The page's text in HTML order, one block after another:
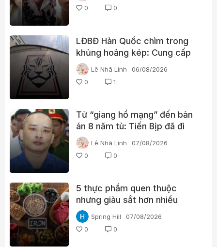
0
0
LĐBĐ Hàn Quốc chìm trong
khủng hoảng kép: Cung cấp
gái gọi cho trọng tài, cảnh sát
đột kích trụ sở
Lê Nhã Linh
06/08/2026
0
1
Từ “giang hồ mạng” đến bản
án 8 năm tù: Tiến Bịp đã đi
qua những gì?
Lê Nhã Linh
07/08/2026
0
0
5 thực phẩm quen thuộc
nhưng giàu sắt hơn nhiều
người nghĩ
Spring Hill
07/08/2026
0
0